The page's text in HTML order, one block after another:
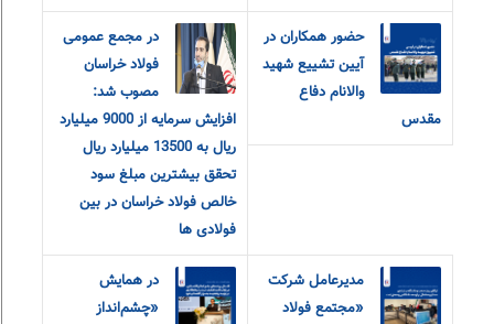
حضور همکاران در
آیین تشییع شهید
والانام دفاع
مقدس
در مجمع عمومی
فولاد خراسان
مصوب شد:
افزایش سرمایه از 9000 میلیارد
ریال به 13500 میلیارد ریال
تحقق بیشترین مبلغ سود
خالص فولاد خراسان در بین
فولادی ها
مدیرعامل شرکت
«مجتمع فولاد
در همایش
«چشم‌انداز